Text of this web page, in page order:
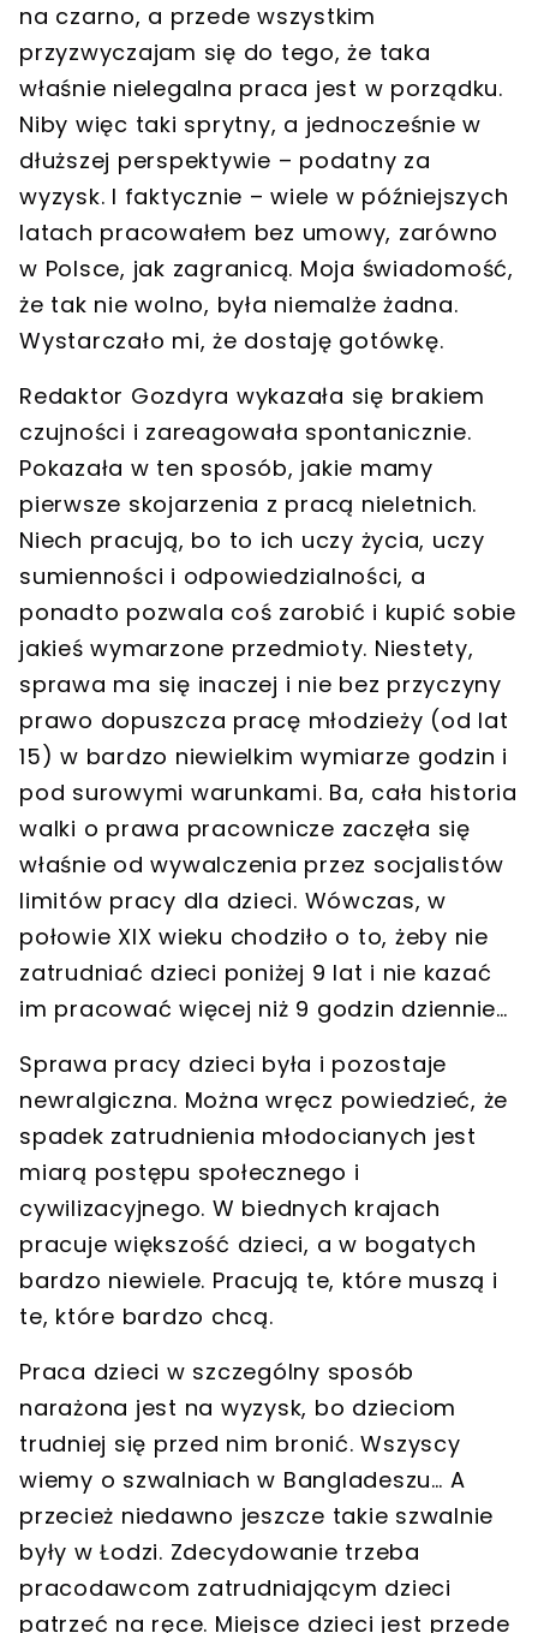
na czarno, a przede wszystkim
przyzwyczajam się do tego, że taka
właśnie nielegalna praca jest w porządku.
Niby więc taki sprytny, a jednocześnie w
dłuższej perspektywie – podatny za
wyzysk. I faktycznie – wiele w późniejszych
latach pracowałem bez umowy, zarówno
w Polsce, jak zagranicą. Moja świadomość,
że tak nie wolno, była niemalże żadna.
Wystarczało mi, że dostaję gotówkę.
Redaktor Gozdyra wykazała się brakiem
czujności i zareagowała spontanicznie.
Pokazała w ten sposób, jakie mamy
pierwsze skojarzenia z pracą nieletnich.
Niech pracują, bo to ich uczy życia, uczy
sumienności i odpowiedzialności, a
ponadto pozwala coś zarobić i kupić sobie
jakieś wymarzone przedmioty. Niestety,
sprawa ma się inaczej i nie bez przyczyny
prawo dopuszcza pracę młodzieży (od lat
15) w bardzo niewielkim wymiarze godzin i
pod surowymi warunkami. Ba, cała historia
walki o prawa pracownicze zaczęła się
właśnie od wywalczenia przez socjalistów
limitów pracy dla dzieci. Wówczas, w
połowie XIX wieku chodziło o to, żeby nie
zatrudniać dzieci poniżej 9 lat i nie kazać
im pracować więcej niż 9 godzin dziennie…
Sprawa pracy dzieci była i pozostaje
newralgiczna. Można wręcz powiedzieć, że
spadek zatrudnienia młodocianych jest
miarą postępu społecznego i
cywilizacyjnego. W biednych krajach
pracuje większość dzieci, a w bogatych
bardzo niewiele. Pracują te, które muszą i
te, które bardzo chcą.
Praca dzieci w szczególny sposób
narażona jest na wyzysk, bo dzieciom
trudniej się przed nim bronić. Wszyscy
wiemy o szwalniach w Bangladeszu… A
przecież niedawno jeszcze takie szwalnie
były w Łodzi. Zdecydowanie trzeba
pracodawcom zatrudniającym dzieci
patrzeć na ręce. Miejsce dzieci jest przede